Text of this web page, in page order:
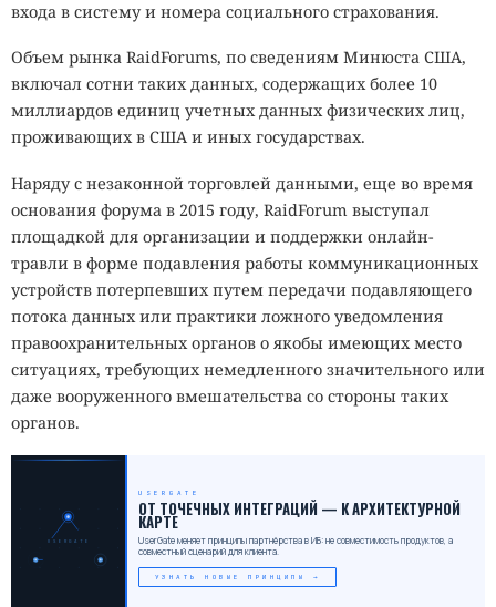
входа в систему и номера социального страхования.
Объем рынка RaidForums, по сведениям Минюста США,
включал сотни таких данных, содержащих более 10
миллиардов единиц учетных данных физических лиц,
проживающих в США и иных государствах.
Наряду с незаконной торговлей данными, еще во время
основания форума в 2015 году, RaidForum выступал
площадкой для организации и поддержки онлайн-
травли в форме подавления работы коммуникационных
устройств потерпевших путем передачи подавляющего
потока данных или практики ложного уведомления
правоохранительных органов о якобы имеющих место
ситуациях, требующих немедленного значительного или
даже вооруженного вмешательства со стороны таких
органов.
USERGATE
USERGATE
ОТ ТОЧЕЧНЫХ ИНТЕГРАЦИЙ — К АРХИТЕКТУРНОЙ
КАРТЕ
UserGate меняет принципы партнёрства в ИБ: не совместимость продуктов, а
совместный сценарий для клиента.
УЗНАТЬ НОВЫЕ ПРИНЦИПЫ →